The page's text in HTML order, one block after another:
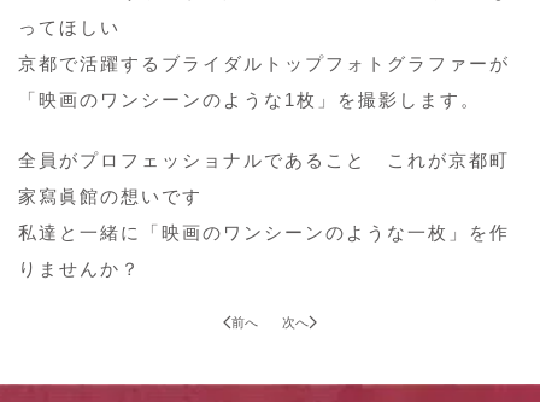
ってほしい
京都で活躍するブライダルトップフォトグラファーが
「映画のワンシーンのような1枚」を撮影します。
全員がプロフェッショナルであること これが京都町
家寫眞館の想いです
私達と一緒に「映画のワンシーンのような一枚」を作
りませんか？
前へ 次へ